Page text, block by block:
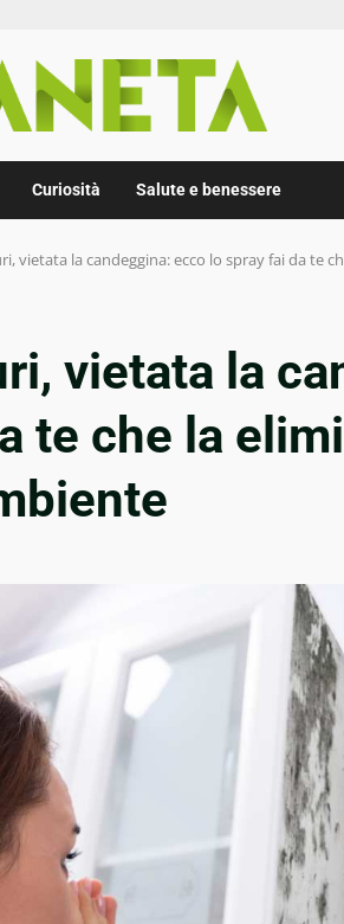
Curiosità Salute e benessere
vietata la candeggina: ecco lo spray fai da te
vietata la
te che la